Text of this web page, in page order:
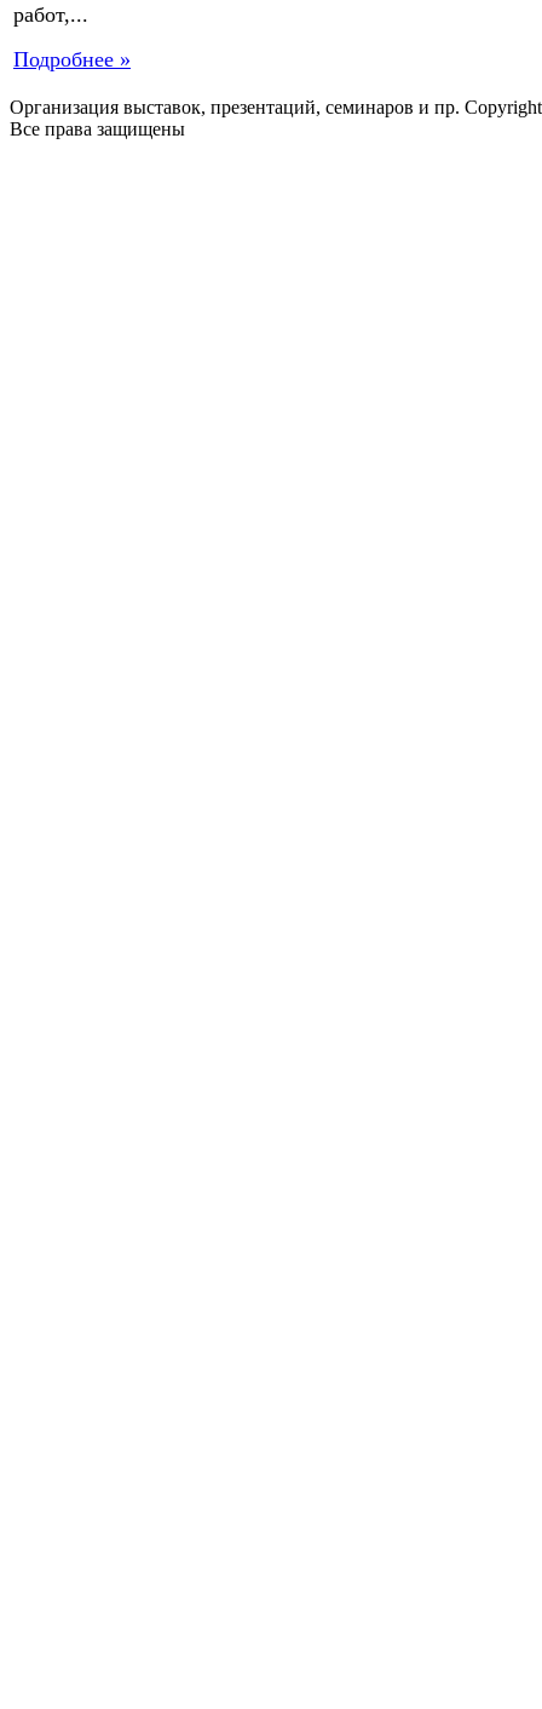
работ,...
Подробнее »
Организация выставок, презентаций, семинаров и пр.
Все права защищены